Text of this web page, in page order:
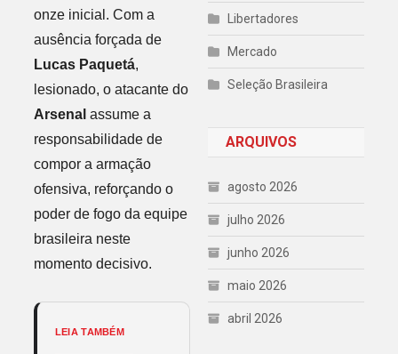
onze inicial. Com a
ausência forçada de
Lucas Paquetá,
lesionado, o atacante do
Arsenal assume a
responsabilidade de
compor a armação
ofensiva, reforçando o
poder de fogo da equipe
brasileira neste
momento decisivo.
LEIA TAMBÉM
Libertadores
Mercado
Seleção Brasileira
ARQUIVOS
agosto 2026
julho 2026
junho 2026
maio 2026
abril 2026